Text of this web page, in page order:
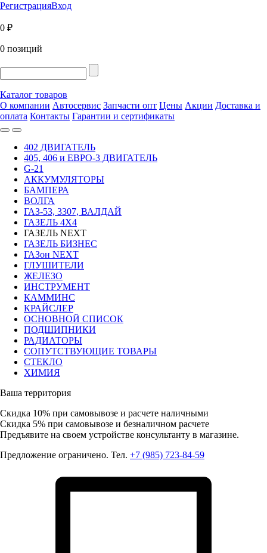
РегистрацияВход
0 ₽
0 позиций
Каталог товаров
О компании Автосервис Запчасти опт Цены Акции Доставка и
оплата Контакты Гарантии и сертификаты
402 ДВИГАТЕЛЬ
405, 406 и ЕВРО-3 ДВИГАТЕЛЬ
G-21
АККУМУЛЯТОРЫ
БАМПЕРА
ВОЛГА
ГАЗ-53, 3307, ВАЛДАЙ
ГАЗЕЛЬ 4Х4
ГАЗЕЛЬ NEXT
ГАЗЕЛЬ БИЗНЕС
ГАЗон NEXT
ГЛУШИТЕЛИ
ЖЕЛЕЗО
ИНСТРУМЕНТ
КАММИНС
КРАЙСЛЕР
ОСНОВНОЙ СПИСОК
ПОДШИПНИКИ
РАДИАТОРЫ
СОПУТСТВУЮЩИЕ ТОВАРЫ
СТЕКЛО
ХИМИЯ
Ваша территория
Скидка 10% при самовывозе и расчете наличными
Скидка 5% при самовывозе и безналичном расчете
Предъявите на своем устройстве консультанту в магазине.
Предложение ограничено. Тел. +7 (985) 723-84-59